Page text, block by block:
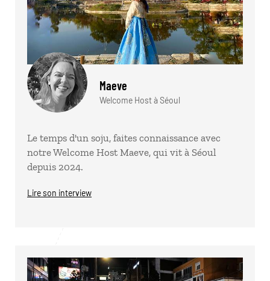
Maeve
Welcome Host à Séoul
Le temps d'un soju, faites connaissance avec
notre Welcome Host Maeve, qui vit à Séoul
depuis 2024.
Lire son interview